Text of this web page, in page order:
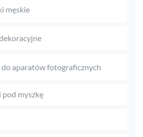
męskie
do aparatów fotograficznych
pod myszkę